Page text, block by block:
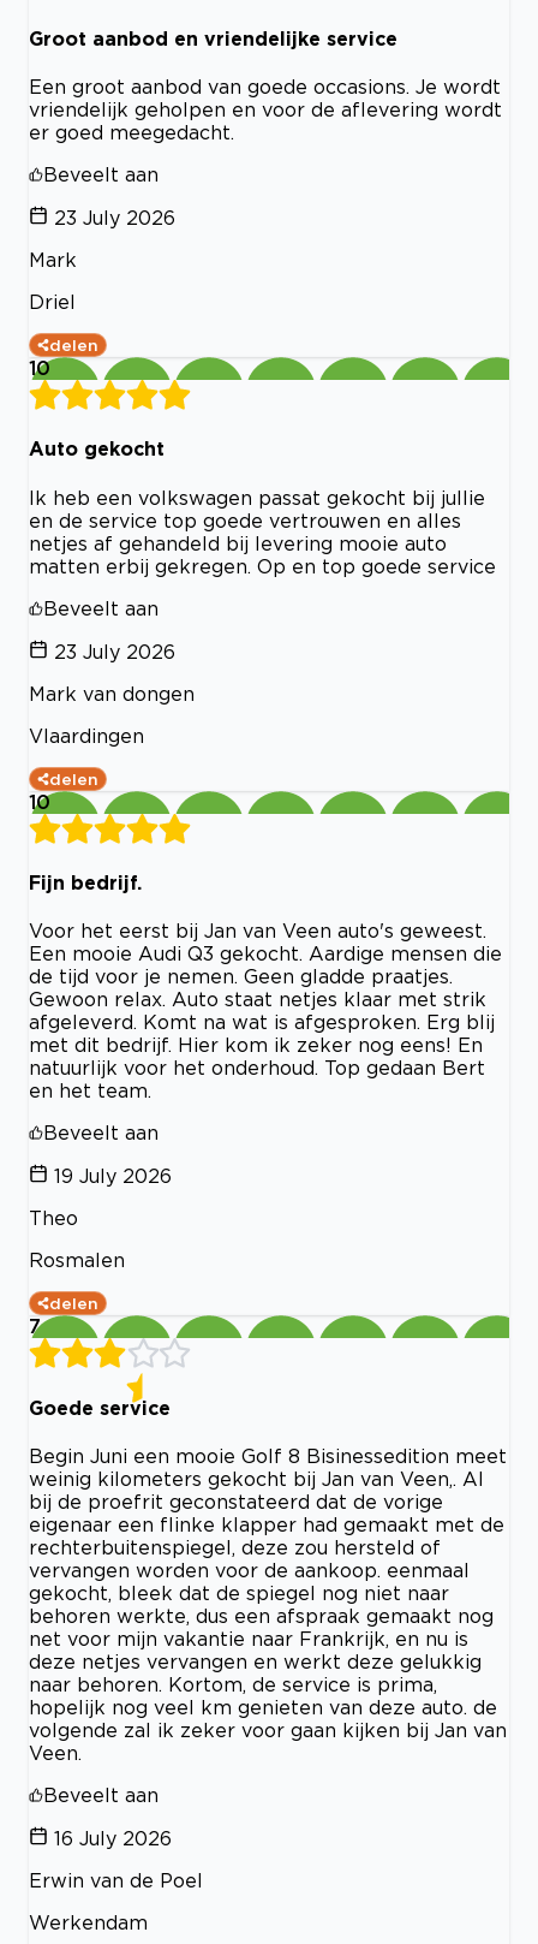
Groot aanbod en vriendelijke service
Een groot aanbod van goede occasions. Je wordt
vriendelijk geholpen en voor de aflevering wordt
er goed meegedacht.
Beveelt aan
23 July 2026
Mark
Driel
delen
10
Auto gekocht
Ik heb een volkswagen passat gekocht bij jullie
en de service top goede vertrouwen en alles
netjes af gehandeld bij levering mooie auto
matten erbij gekregen. Op en top goede service
Beveelt aan
23 July 2026
Mark van dongen
Vlaardingen
delen
10
Fijn bedrijf.
Voor het eerst bij Jan van Veen auto's geweest.
Een mooie Audi Q3 gekocht. Aardige mensen die
de tijd voor je nemen. Geen gladde praatjes.
Gewoon relax. Auto staat netjes klaar met strik
afgeleverd. Komt na wat is afgesproken. Erg blij
met dit bedrijf. Hier kom ik zeker nog eens! En
natuurlijk voor het onderhoud. Top gedaan Bert
en het team.
Beveelt aan
19 July 2026
Theo
Rosmalen
delen
7
Goede service
Begin Juni een mooie Golf 8 Bisinessedition meet
weinig kilometers gekocht bij Jan van Veen,. Al
bij de proefrit geconstateerd dat de vorige
eigenaar een flinke klapper had gemaakt met de
rechterbuitenspiegel, deze zou hersteld of
vervangen worden voor de aankoop. eenmaal
gekocht, bleek dat de spiegel nog niet naar
behoren werkte, dus een afspraak gemaakt nog
net voor mijn vakantie naar Frankrijk, en nu is
deze netjes vervangen en werkt deze gelukkig
naar behoren. Kortom, de service is prima,
hopelijk nog veel km genieten van deze auto. de
volgende zal ik zeker voor gaan kijken bij Jan van
Veen.
Beveelt aan
16 July 2026
Erwin van de Poel
Werkendam